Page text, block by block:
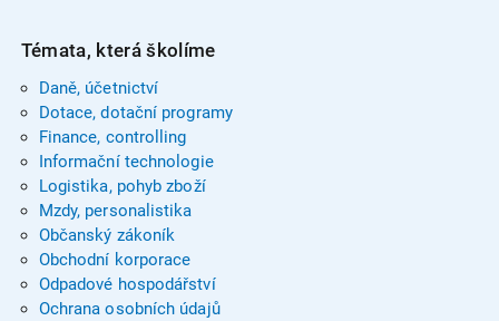
Témata, která školíme
Daně, účetnictví
Dotace, dotační programy
Finance, controlling
Informační technologie
Logistika, pohyb zboží
Mzdy, personalistika
Občanský zákoník
Obchodní korporace
Odpadové hospodářství
Ochrana osobních údajů